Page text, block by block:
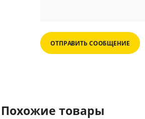
ОТПРАВИТЬ СООБЩЕНИЕ
Похожие товары